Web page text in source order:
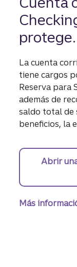
protege.
La cuenta
tiene cargos
Reserva para
además de
saldo total de
beneficios, la
Abrir
Más